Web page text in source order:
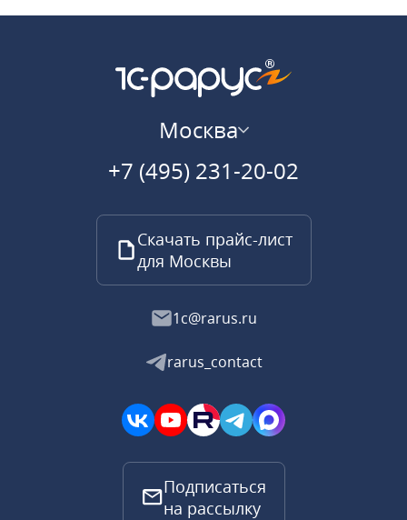
Москва
+7 (495) 231-20-02
Скачать прайс-лист
для Москвы
1c@rarus.ru
rarus_contact
Подписаться
на рассылку